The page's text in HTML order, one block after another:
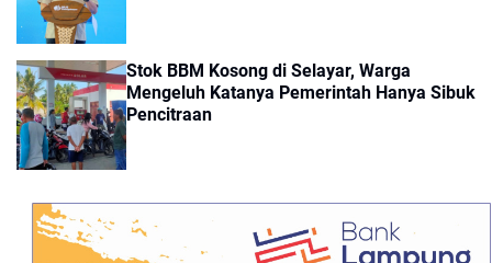
Stok BBM Kosong di Selayar, Warga
Mengeluh Katanya Pemerintah Hanya Sibuk
Pencitraan